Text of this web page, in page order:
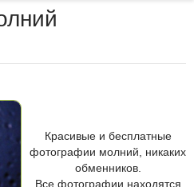
Красивые и бесплатные
фотографии молний, никаких
обменников.
Все фотографии находятся